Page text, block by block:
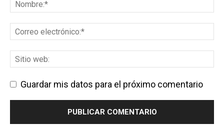
Guardar mis datos para el próximo comentario